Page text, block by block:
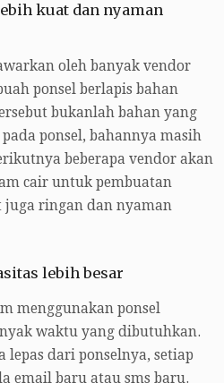
kuat dan nyaman
oleh banyak vendor
ponsel berlapis bahan
bukanlah bahan yang
ponsel, bahannya masih
beberapa vendor akan
cair untuk pembuatan
juga ringan dan nyaman
lebih besar
menggunakan ponsel
waktu yang dibutuhkan.
lepas dari ponselnya, setiap
email baru atau sms baru.